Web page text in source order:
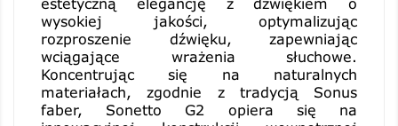
wysokiej jakości, optymalizując
rozproszenie dźwięku, zapewniając
wciągające wrażenia słuchowe.
Koncentrując się na naturalnych
materiałach, zgodnie z tradycją Sonus
faber, Sonetto G2 opiera się na